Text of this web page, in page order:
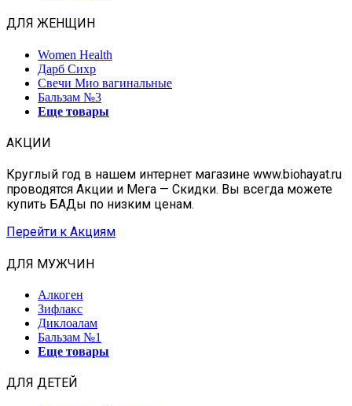
ДЛЯ ЖЕНЩИН
Women Health
Дарб Сихр
Свечи Мио вагинальные
Бальзам №3
Еще товары
АКЦИИ
Круглый год в нашем интернет магазине www.biohayat.ru
проводятся Акции и Мега — Скидки. Вы всегда можете
купить БАДы по низким ценам.
Перейти к Акциям
ДЛЯ МУЖЧИН
Алкоген
Зифлакс
Диклоалам
Бальзам №1
Еще товары
ДЛЯ ДЕТЕЙ